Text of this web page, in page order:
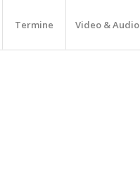
Termine Video & Audio